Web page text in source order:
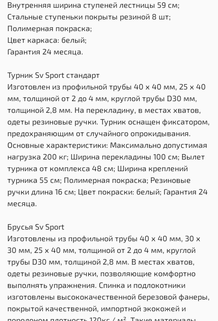
Внутренняя ширина ступеней лестницы 59 см;
Стальные ступеньки покрыты резиной 8 шт;
Полимерная покраска;
Цвет каркаса: белый;
Гарантия 24 месяца.
Турник Sv Sport стандарт
Изготовлен из профильной трубы 40 х 40 мм, 25 х 40
мм, толщиной от 2 до 4 мм, круглой трубы D30 мм,
толщиной 2,8 мм. На перекладину, в местах хватов,
одеты резиновые ручки. Турник оснащен фиксатором,
предохраняющим от случайного опрокидывания.
Основные характеристики: Максимально допустимая
нагрузка 200 кг; Ширина перекладины 100 см; Вылет
турника от комплекса 48 см; Ширина креплений
турника 55 см; Полимерная покраска; Резиновые
ручки длина 16 см; Цвет покраски: белый; Гарантия 24
месяца.
Брусья Sv Sport
Изготовлены из профильной трубы 40 х 40 мм, 30 х
30 мм, 25 х 40 мм, толщиной от 2 до 4 мм, круглой
трубы D30 мм, толщиной 2,8 мм. В местах хватов,
одеты резиновые ручки, позволяющие комфортно
выполнять упражнения. Спинка и подлокотники
изготовлены высококачественной березовой фанеры,
покрытой качественной, импортной экокожей и